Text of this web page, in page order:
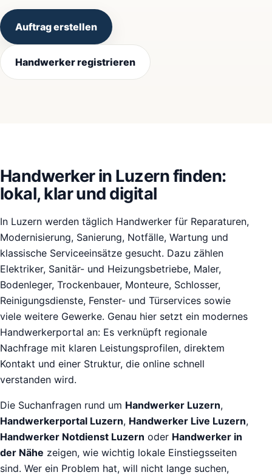
Auftrag erstellen
Handwerker registrieren
Handwerker in Luzern finden:
lokal, klar und digital
In Luzern werden täglich Handwerker für Reparaturen,
Modernisierung, Sanierung, Notfälle, Wartung und
klassische Serviceeinsätze gesucht. Dazu zählen
Elektriker, Sanitär- und Heizungsbetriebe, Maler,
Bodenleger, Trockenbauer, Monteure, Schlosser,
Reinigungsdienste, Fenster- und Türservices sowie
viele weitere Gewerke. Genau hier setzt ein modernes
Handwerkerportal an: Es verknüpft regionale
Nachfrage mit klaren Leistungsprofilen, direktem
Kontakt und einer Struktur, die online schnell
verstanden wird.
Die Suchanfragen rund um Handwerker Luzern,
Handwerkerportal Luzern, Handwerker Live Luzern,
Handwerker Notdienst Luzern oder Handwerker in
der Nähe zeigen, wie wichtig lokale Einstiegsseiten
sind. Wer ein Problem hat, will nicht lange suchen,